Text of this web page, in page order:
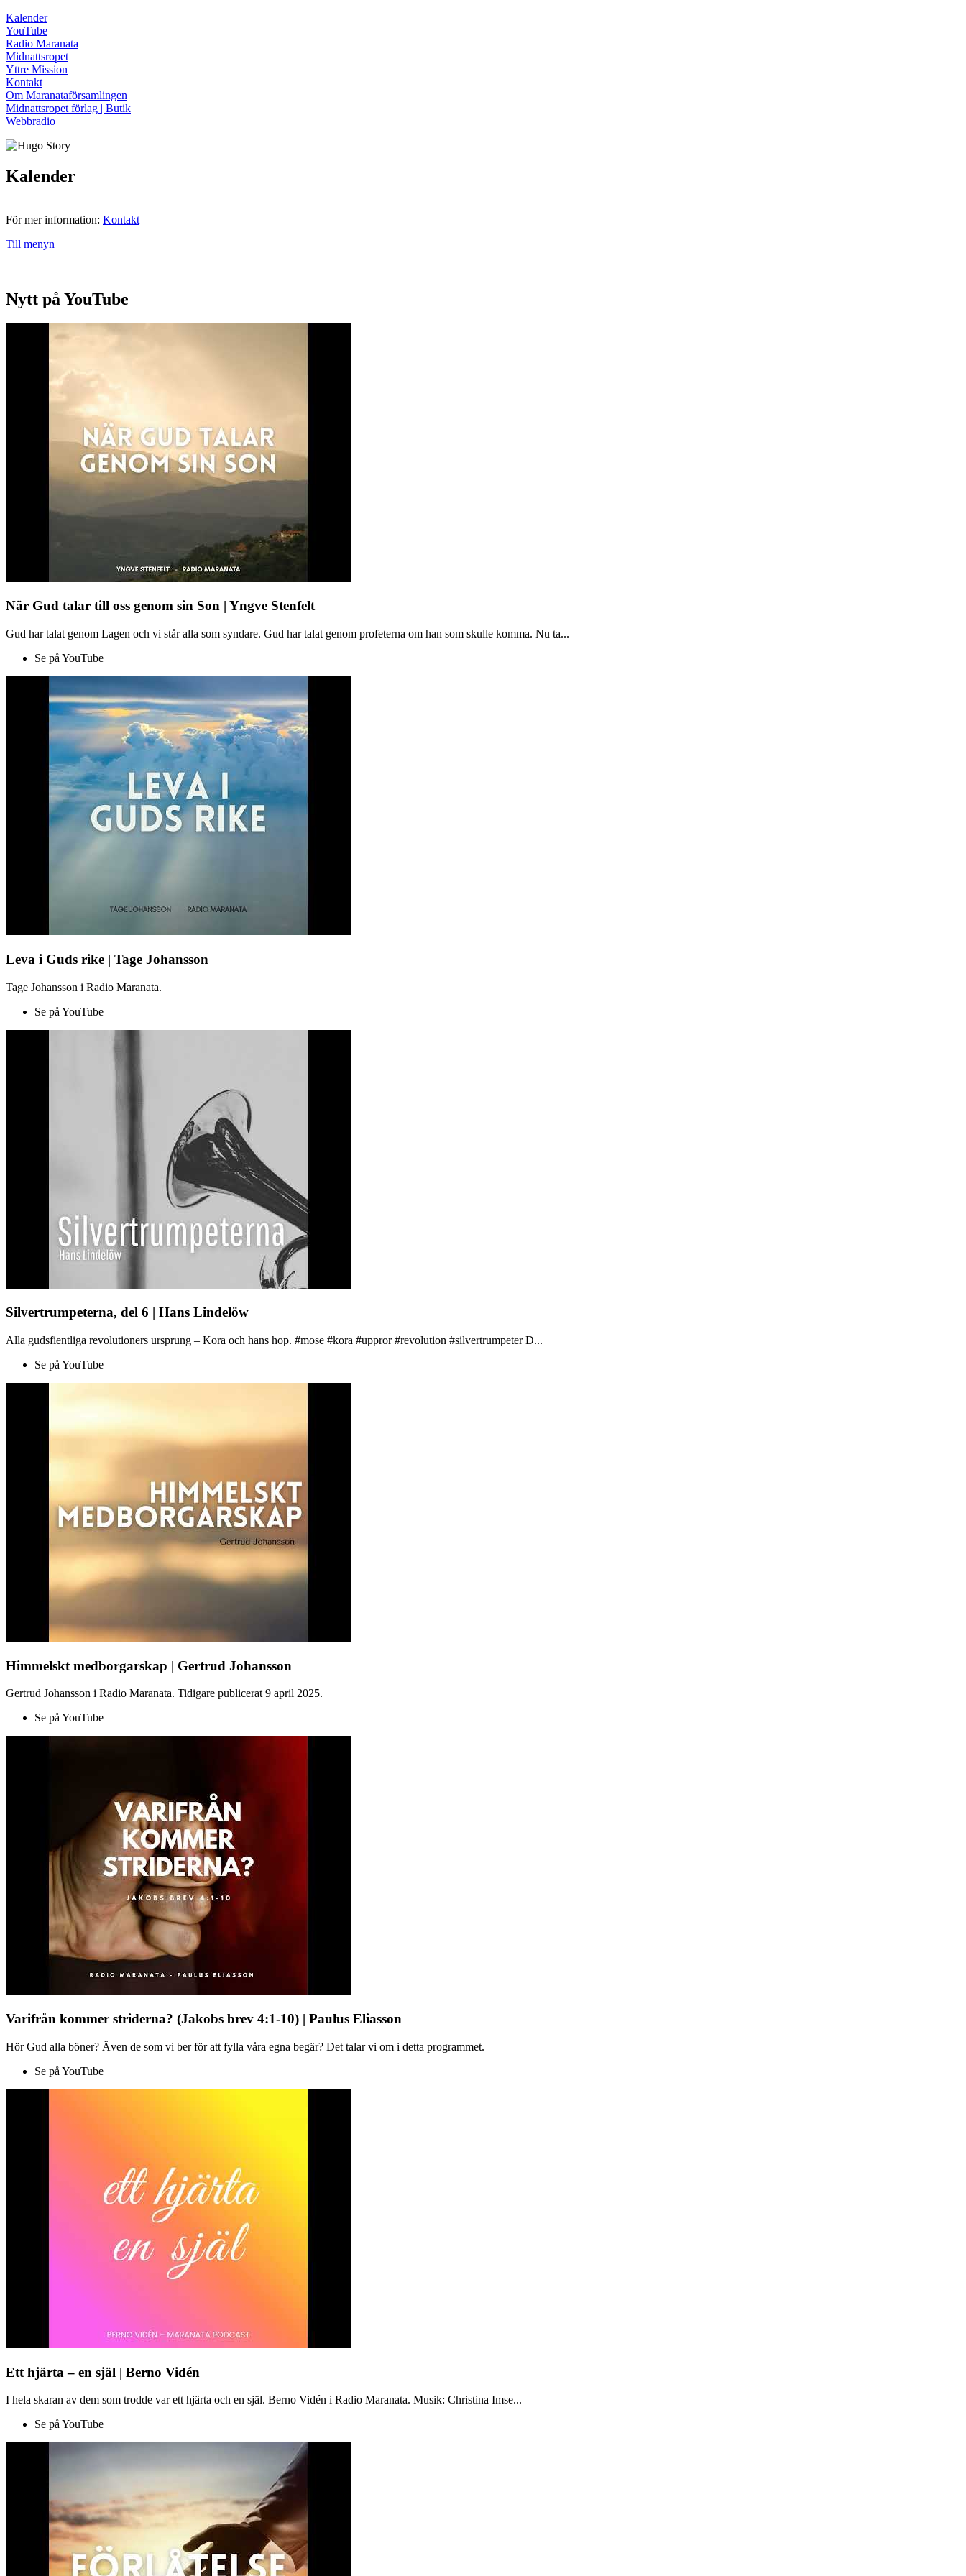
Kalender
YouTube
Radio Maranata
Midnattsropet
Yttre Mission
Kontakt
Om Maranataförsamlingen
Midnattsropet förlag | Butik
Webbradio
Kalender
För mer information: Kontakt
Till menyn
Nytt på YouTube
När Gud talar till oss genom sin Son | Yngve Stenfelt
Gud har talat genom Lagen och vi står alla som syndare. Gud har talat genom profeterna om han som skulle komma. Nu ta...
Se på YouTube
Leva i Guds rike | Tage Johansson
Tage Johansson i Radio Maranata.
Se på YouTube
Silvertrumpeterna, del 6 | Hans Lindelöw
Alla gudsfientliga revolutioners ursprung – Kora och hans hop. #mose #kora #uppror #revolution #silvertrumpeter D...
Se på YouTube
Himmelskt medborgarskap | Gertrud Johansson
Gertrud Johansson i Radio Maranata. Tidigare publicerat 9 april 2025.
Se på YouTube
Varifrån kommer striderna? (Jakobs brev 4:1-10) | Paulus Eliasson
Hör Gud alla böner? Även de som vi ber för att fylla våra egna begär? Det talar vi om i detta programmet.
Se på YouTube
Ett hjärta – en själ | Berno Vidén
I hela skaran av dem som trodde var ett hjärta och en själ. Berno Vidén i Radio Maranata. Musik: Christina Imse...
Se på YouTube